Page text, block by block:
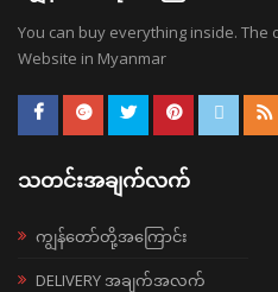
You can buy everything inside. The
Website in Myanmar
သတင်းအချက်လက်
ကျွန်တော်တို့အကြောင်း
DELIVERY အချက်အလက်